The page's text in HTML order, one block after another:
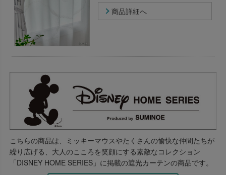
商品詳細へ
こちらの商品は、ミッキーマウスやたくさんの愉快な仲間たちが
繰り広げる、大人のこころを笑顔にする素敵なコレクション
「DISNEY HOME SERIES」に掲載の遮光カーテンの商品です。